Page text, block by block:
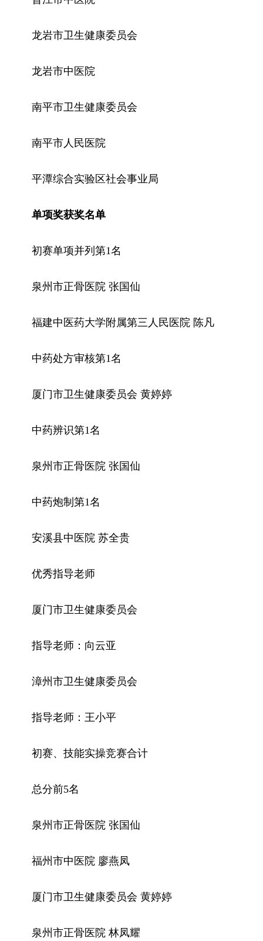
龙岩市卫生健康委员会
龙岩市中医院
南平市卫生健康委员会
南平市人民医院
平潭综合实验区社会事业局
单项奖获奖名单
初赛单项并列第1名
泉州市正骨医院 张国仙
福建中医药大学附属第三人民医院 陈凡
中药处方审核第1名
厦门市卫生健康委员会 黄婷婷
中药辨识第1名
泉州市正骨医院 张国仙
中药炮制第1名
安溪县中医院 苏全贵
优秀指导老师
厦门市卫生健康委员会
指导老师：向云亚
漳州市卫生健康委员会
指导老师：王小平
初赛、技能实操竞赛合计
总分前5名
泉州市正骨医院 张国仙
福州市中医院 廖燕凤
厦门市卫生健康委员会 黄婷婷
泉州市正骨医院 林凤耀